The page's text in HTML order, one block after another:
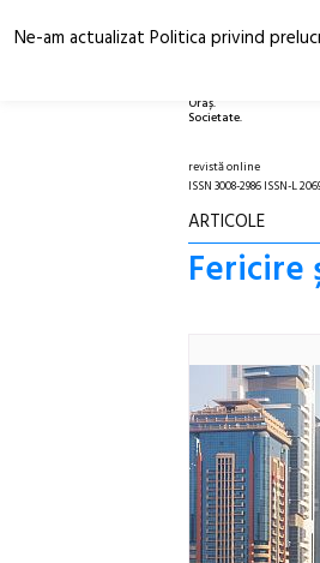
Oraș.
Societate.
revistă online
ISSN 3008-2986 ISSN-L
ARTICOLE
Fericire
Ne-am actualizat Politica privind